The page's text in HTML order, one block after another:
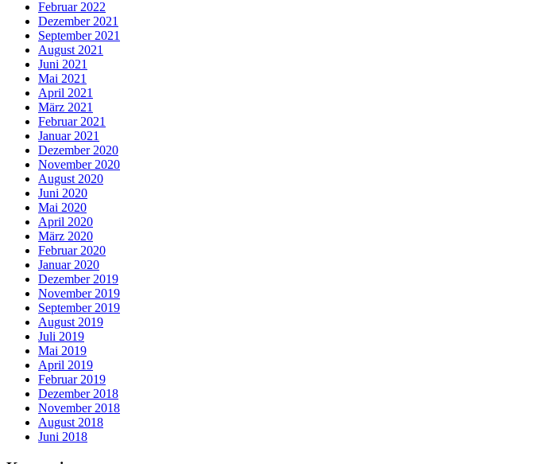
Februar 2022
Dezember 2021
September 2021
August 2021
Juni 2021
Mai 2021
April 2021
März 2021
Februar 2021
Januar 2021
Dezember 2020
November 2020
August 2020
Juni 2020
Mai 2020
April 2020
März 2020
Februar 2020
Januar 2020
Dezember 2019
November 2019
September 2019
August 2019
Juli 2019
Mai 2019
April 2019
Februar 2019
Dezember 2018
November 2018
August 2018
Juni 2018